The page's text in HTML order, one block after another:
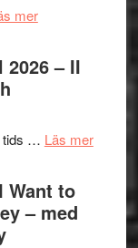
merom
Håkan
Hellström
Folkets
–
en
– II
tids … Läs merom
Festival
Want to
– med